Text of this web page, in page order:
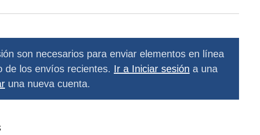
son necesarios para enviar elementos en línea
de los envíos recientes. Ir a Iniciar sesión a una
una nueva cuenta.